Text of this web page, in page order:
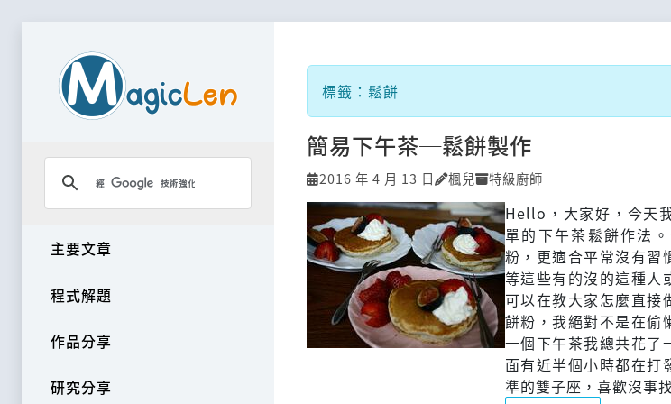
主要文章
程式解題
作品分享
研究分享
標籤：鬆餅
簡易下午茶─鬆餅製作
2016 年 4 月 13 日 楓兒 特級廚師
Hello，大家好，今天
單的下午茶鬆餅作法
粉，更適合平常沒有習
等這些有的沒的這種人
可以在教大家怎麼直接
餅粉，我絕對不是在偷
一個下午茶我總共花了
面有近半個小時都在打
準的雙子座，喜歡沒事